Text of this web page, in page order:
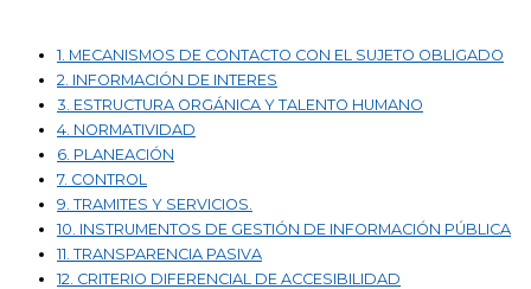
1. MECANISMOS DE CONTACTO CON EL SUJETO OBLIGADO
2. INFORMACIÓN DE INTERES
3. ESTRUCTURA ORGÁNICA Y TALENTO HUMANO
4. NORMATIVIDAD
6. PLANEACIÓN
7. CONTROL
9. TRAMITES Y SERVICIOS.
10. INSTRUMENTOS DE GESTIÓN DE INFORMACIÓN PÚBLICA
11. TRANSPARENCIA PASIVA
12. CRITERIO DIFERENCIAL DE ACCESIBILIDAD